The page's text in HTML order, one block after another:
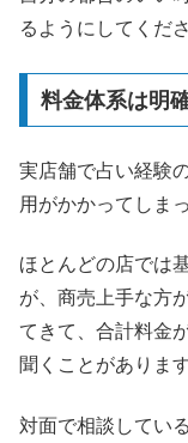
るようにしてくださ
料金体系は明
実店舗で占い経験
用がかかってしま
ほとんどの店では
が、商売上手な方
てきて、合計料金
聞くことがあります
対面で相談してい